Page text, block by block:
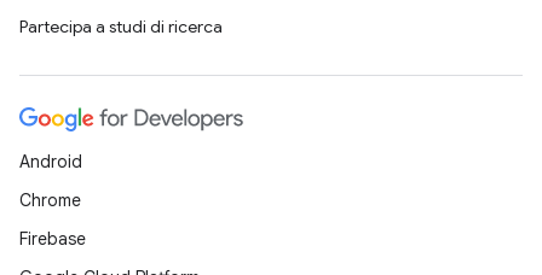
Partecipa a studi di ricerca
Android
Chrome
Firebase